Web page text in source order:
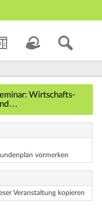
Wirtschafts-
Corporate
Klimawandel -
vormerken
Veranstaltung kopieren